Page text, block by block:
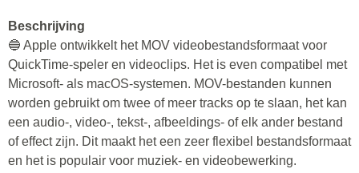
Beschrijving
🔵 Apple ontwikkelt het MOV videobestandsformaat voor
QuickTime-speler en videoclips. Het is even compatibel met
Microsoft- als macOS-systemen. MOV-bestanden kunnen
worden gebruikt om twee of meer tracks op te slaan, het kan
een audio-, video-, tekst-, afbeeldings- of elk ander bestand
of effect zijn. Dit maakt het een zeer flexibel bestandsformaat
en het is populair voor muziek- en videobewerking.